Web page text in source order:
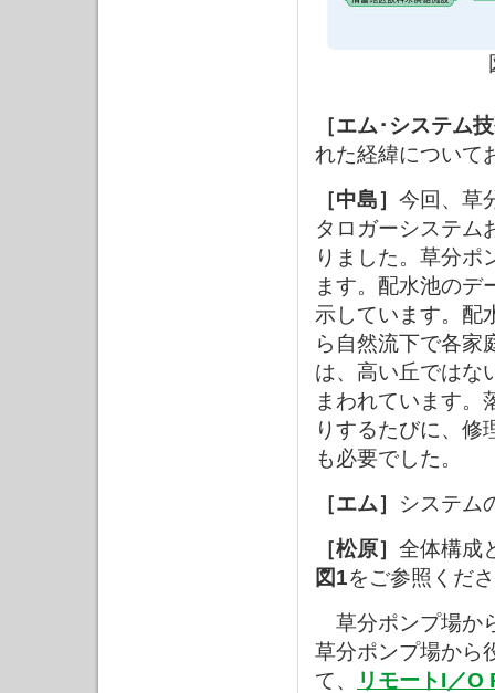
［エム･システム
れた経緯について
［中島］ 今回、草
タロガーシステム
りました。草分ポ
ます。配水池のデ
示しています。配
ら自然流下で各家
は、高い丘ではな
まわれています。
りするたびに、修
も必要でした。
［エム］ システム
［松原］ 全体構成
図1をご参照くだ
草分ポンプ場か
草分ポンプ場から
て、
リモートI／O